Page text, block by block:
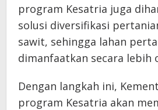
program Kesatria juga
solusi diversifikasi
sawit, sehingga lahan
dimanfaatkan secara lebih
Dengan langkah ini,
program Kesatria akan